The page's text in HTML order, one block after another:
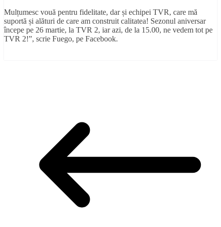
Mulțumesc vouă pentru fidelitate, dar și echipei TVR, care mă
suportă și alături de care am construit calitatea! Sezonul aniversar
începe pe 26 martie, la TVR 2, iar azi, de la 15.00, ne vedem tot pe
TVR 2!”, scrie Fuego, pe Facebook.